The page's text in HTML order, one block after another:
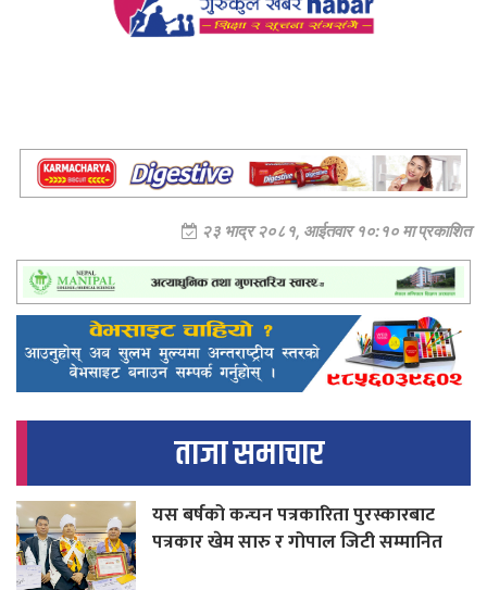
२३ भाद्र २०८१, आईतवार १०:१० मा प्रकाशित
ताजा समाचार
यस बर्षको कन्चन पत्रकारिता पुरस्कारबाट
पत्रकार खेम सारु र गोपाल जिटी सम्मानित